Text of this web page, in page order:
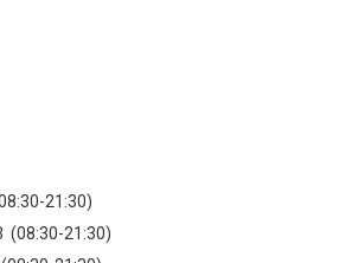
nhấp nháy, không ảnh hưởng
vẫn đảm bảo chất lượng ánh sáng
Đèn Sân Cỏ Nhân Tạo
thể thao: Prolux là thương hiệu
21:30)
(08:30-21:30)